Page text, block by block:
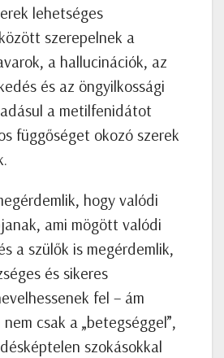
lehetséges
szerepelnek a
a hallucinációk, az
és az öngyilkossági
a metilfenidátot
függőséget okozó szerek
hogy valódi
ami mögött valódi
a szülők is megérdemlik,
és sikeres
fel – ám
csak a „betegséggel”,
szokásokkal